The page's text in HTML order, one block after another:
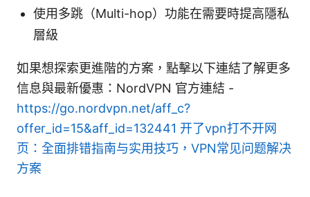
使用多跳（Multi-hop）功能在需要時提高隱私
層級
如果想探索更進階的方案，點擊以下連結了解更多
信息與最新優惠：NordVPN 官方連結 -
https://go.nordvpn.net/aff_c?
offer_id=15&aff_id=132441 开了vpn打不开网
页：全面排错指南与实用技巧，VPN常见问题解决
方案